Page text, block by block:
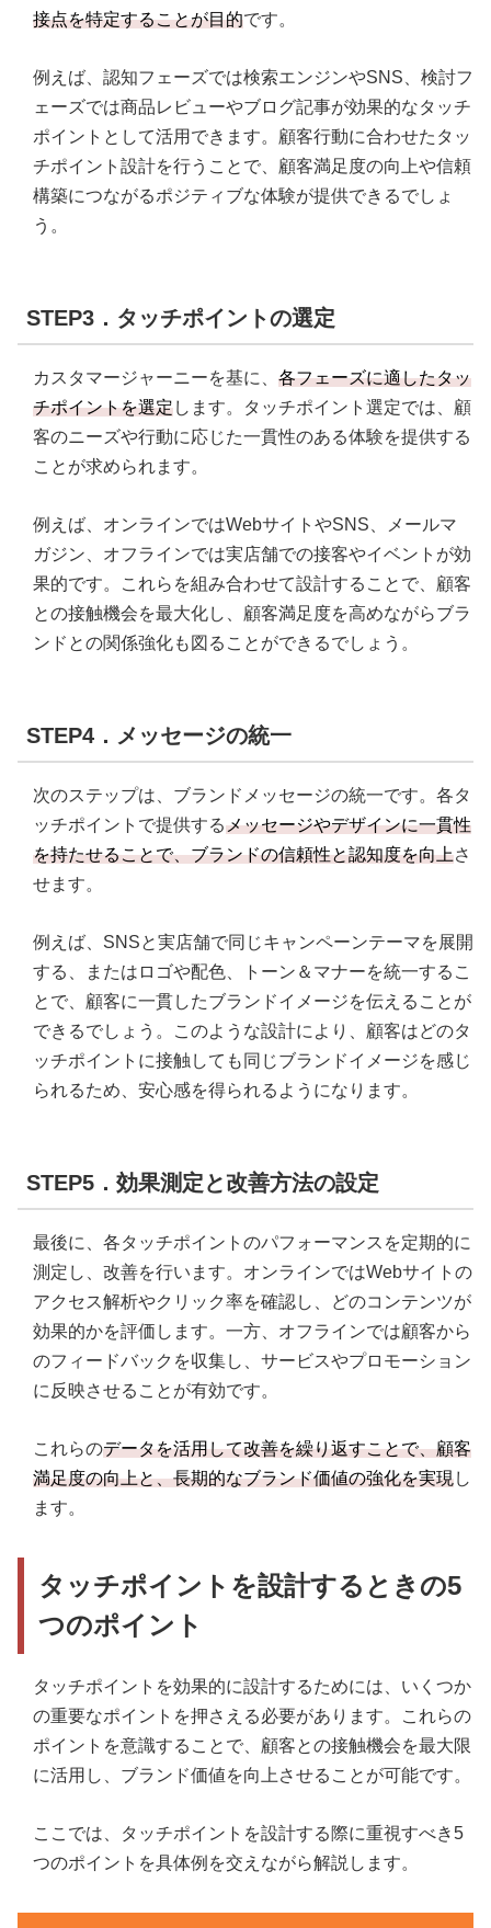
接点を特定することが目的です。
例えば、認知フェーズでは検索エンジンやSNS、検討フ
ェーズでは商品レビューやブログ記事が効果的なタッチ
ポイントとして活用できます。顧客行動に合わせたタッ
チポイント設計を行うことで、顧客満足度の向上や信頼
構築につながるポジティブな体験が提供できるでしょ
う。
STEP3．タッチポイントの選定
カスタマージャーニーを基に、 各フェーズに適したタッ
チポイントを選定します。タッチポイント選定では、顧
客のニーズや行動に応じた一貫性のある体験を提供する
ことが求められます。
例えば、オンラインではWebサイトやSNS、メールマ
ガジン、オフラインでは実店舗での接客やイベントが効
果的です。これらを組み合わせて設計することで、顧客
との接触機会を最大化し、顧客満足度を高めながらブラ
ンドとの関係強化も図ることができるでしょう。
STEP4．メッセージの統一
次のステップは、ブランドメッセージの統一です。各タ
ッチポイントで提供するメッセージやデザインに一貫性
を持たせることで、ブランドの信頼性と認知度を向上さ
せます。
例えば、SNSと実店舗で同じキャンペーンテーマを展開
する、またはロゴや配色、トーン＆マナーを統一するこ
とで、顧客に一貫したブランドイメージを伝えることが
できるでしょう。このような設計により、顧客はどのタ
ッチポイントに接触しても同じブランドイメージを感じ
られるため、安心感を得られるようになります。
STEP5．効果測定と改善方法の設定
最後に、各タッチポイントのパフォーマンスを定期的に
測定し、改善を行います。オンラインではWebサイトの
アクセス解析やクリック率を確認し、どのコンテンツが
効果的かを評価します。一方、オフラインでは顧客から
のフィードバックを収集し、サービスやプロモーション
に反映させることが有効です。
これらのデータを活用して改善を繰り返すことで、顧客
満足度の向上と、長期的なブランド価値の強化を実現し
ます。
タッチポイントを設計するときの5
つのポイント
タッチポイントを効果的に設計するためには、いくつか
の重要なポイントを押さえる必要があります。これらの
ポイントを意識することで、顧客との接触機会を最大限
に活用し、ブランド価値を向上させることが可能です。
ここでは、タッチポイントを設計する際に重視すべき5
つのポイントを具体例を交えながら解説します。